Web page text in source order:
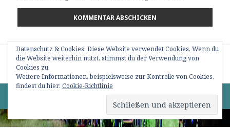
Beitragsnavigation
VERÖFFENTLICHT IN
190424_9_Siegerehrung (21)
0 82 76 / 15 09
Datenschutz & Cookies: Diese Website verwendet Cookies. Wenn du
die Website weiterhin nutzt, stimmst du der Verwendung von
Cookies zu.
Weitere Informationen, beispielsweise zur Kontrolle von Cookies,
findest du hier: Cookie-Richtlinie